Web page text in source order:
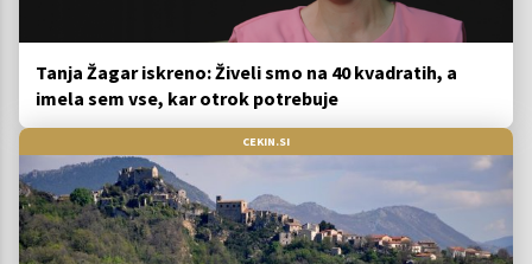
Tanja Žagar iskreno: Živeli smo na 40 kvadratih, a
imela sem vse, kar otrok potrebuje
CEKIN.SI